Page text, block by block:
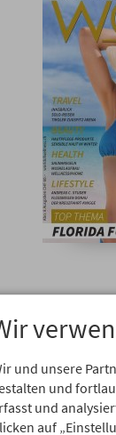
und unsere
und
und
auf